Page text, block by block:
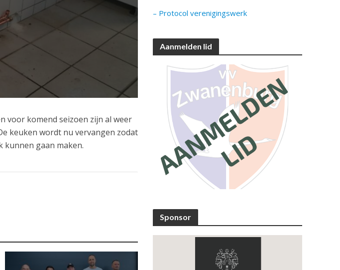
voor komend seizoen zijn al weer
keuken wordt nu vervangen zodat
kunnen gaan maken.
– Protocol verenigingswerk
Aanmelden lid
Sponsor